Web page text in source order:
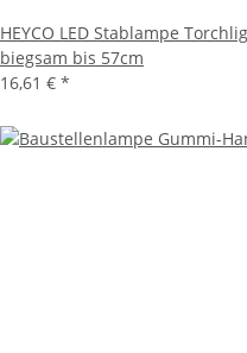
HEYCO LED Stablampe
biegsam bis 57cm
16,61 € *